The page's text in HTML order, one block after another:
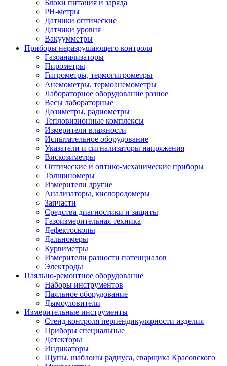
Блоки питания и заряда
PH-метры
Датчики оптические
Датчики уровня
Вакуумметры
Приборы неразрушающего контроля
Газоанализаторы
Пирометры
Гигрометры, термогигрометры
Анемометры, термоанемометры
Лабораторное оборудование разное
Весы лабораторные
Дозиметры, радиометры
Тепловизионные комплексы
Измерители влажности
Испытательное оборудование
Указатели и сигнализаторы напряжения
Вискозиметры
Оптические и оптико-механические приборы
Толщиномеры
Измерители другие
Анализаторы, кислородомеры
Запчасти
Средства диагностики и защиты
Газоизмерительная техника
Дефектоскопы
Дальномеры
Курвиметры
Измерители разности потенциалов
Электроды
Паяльно-ремонтное оборудование
Наборы инструментов
Паяльное оборудование
Дымоуловители
Измерительные инструменты
Стенд контроля перпендикулярности изделия
Приборы специальные
Детекторы
Индикаторы
Щупы, шаблоны радиуса, сварщика Красовского